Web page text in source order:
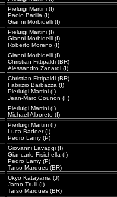
Pieluigi Martini (I)
Paolo Barilla (I)
Gianni Morbidelli (I)
Pieluigi Martini (I)
Gianni Morbidelli (I)
Roberto Moreno (I)
Gianni Morbidelli (I)
Christian Fittipaldi (BR)
Alessandro Zanardi (I)
Christian Fittipaldi (BR)
Fabrizio Barbazza (I)
Pierluigi Martini (I)
Jean-Marc Gounon (F)
Pierluigi Martini (I)
Michael Alboreto (I)
Pierluigi Martini (I)
Luca Badoer (I)
Pedro Lamy (P)
Giovanni Lavaggi (I)
Giancarlo Fisichella (I)
Pedro Lamy (P)
Tarso Marques (BR)
Ukyo Katayama (J)
Jarno Trulli (I)
Tarso Marques (BR)